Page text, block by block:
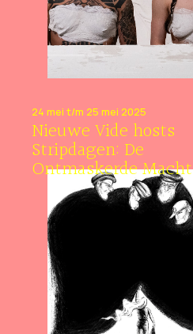
24 mei t/m 25 mei 2025
Nieuwe Vide hosts
Stripdagen: De
Ontmaskerde Macht